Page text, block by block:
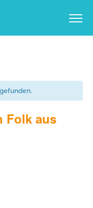
Folk aus